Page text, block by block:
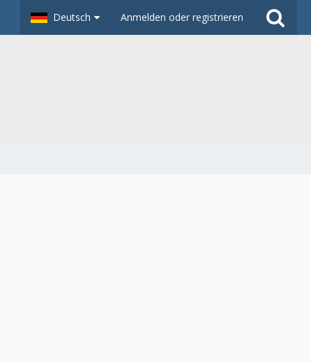
Deutsch Anmelden oder registrieren